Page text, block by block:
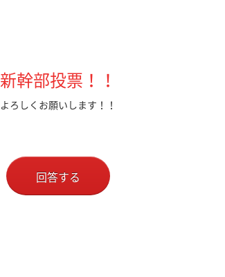
新幹部投票！！
よろしくお願いします！！
回答する